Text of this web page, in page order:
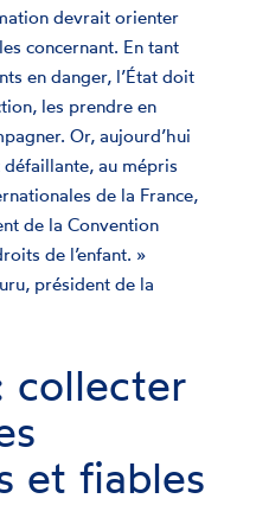
devrait orienter
concernant. En tant
en danger, l’État doit
les prendre en
Or, aujourd’hui
au mépris
de la France,
de la Convention
de l’enfant. »
président de la
collecter
et fiables